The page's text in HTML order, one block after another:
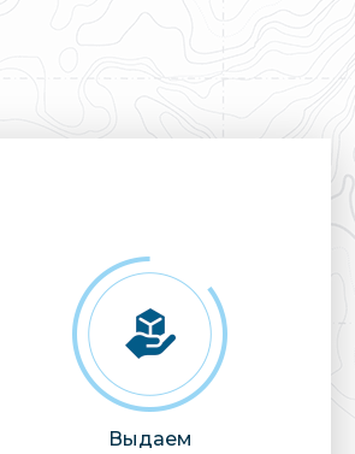
Выдаем